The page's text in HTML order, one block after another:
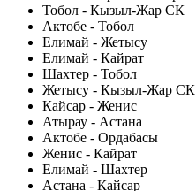
Тобол - Кызыл-Жар СК
Актобе - Тобол
Елимай - Жетысу
Елимай - Кайрат
Шахтер - Тобол
Жетысу - Кызыл-Жар СК
Кайсар - Женис
Атырау - Астана
Актобе - Ордабасы
Женис - Кайрат
Елимай - Шахтер
Астана - Кайсар